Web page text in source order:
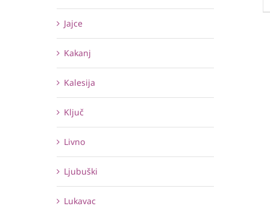
Jajce
Kakanj
Kalesija
Ključ
Livno
Ljubuški
Lukavac